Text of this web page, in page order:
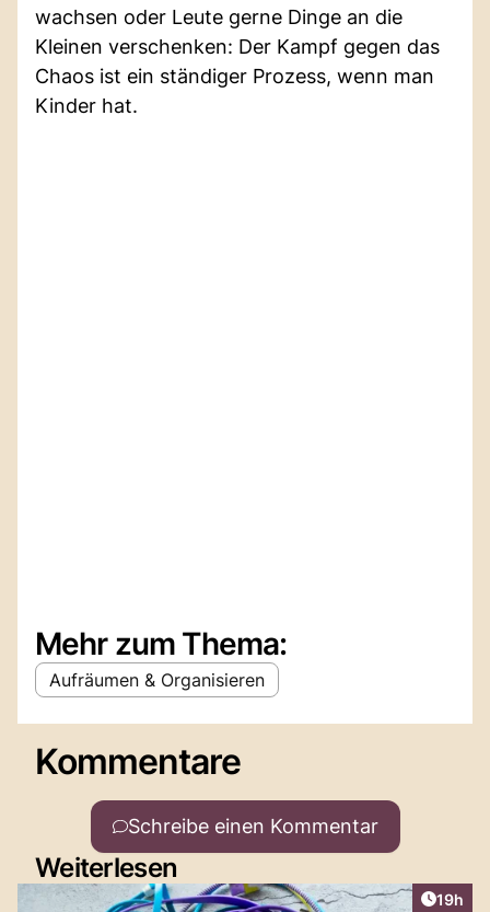
wachsen oder Leute gerne Dinge an die
Kleinen verschenken: Der Kampf gegen das
Chaos ist ein ständiger Prozess, wenn man
Kinder hat.
Mehr zum Thema:
Aufräumen & Organisieren
Kommentare
Schreibe einen Kommentar
Weiterlesen
Artikel
19h